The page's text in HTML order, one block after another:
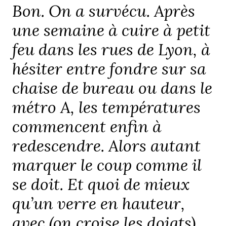
Bon. On a survécu. Après
une semaine à cuire à petit
feu dans les rues de Lyon, à
hésiter entre fondre sur sa
chaise de bureau ou dans le
métro A, les températures
commencent enfin à
redescendre. Alors autant
marquer le coup comme il
se doit. Et quoi de mieux
qu’un verre en hauteur,